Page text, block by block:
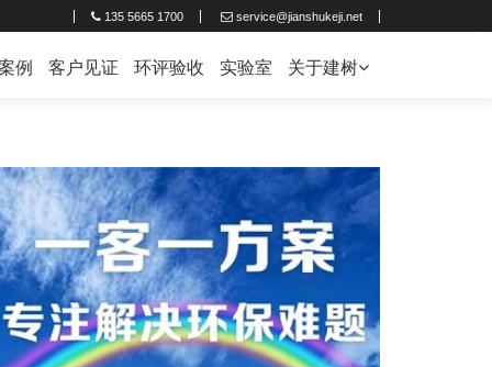
135 5665 1700 service@jianshukeji.net
例 客户见证 环评验收 实验室 关于建树
人才招聘
新闻中心